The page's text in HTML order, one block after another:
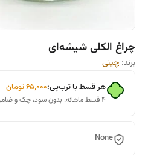
چراغ الکلی شیشه‌ای
برند: چينی
هر قسط با ترب‌پی:۶۵٬۰۰۰تومان
۴ قسط ماهانه. بدون سود، چک و ضامن.
None